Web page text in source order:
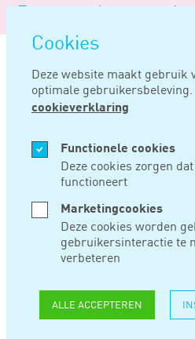
overslaan
Cookies
Deze website maakt gebruik
optimale gebruikersbeleving.
cookieverklaring
Functionele cookies
Deze cookies zorgen
functioneert
Marketingcookies
Deze cookies worden
gebruikersinteractie te
verbeteren
ALLE ACCEPTEREN
Logo
Noord
Negentig
Home Nieuws Schatting moet
JAN 31, 2019
REDELIJK
gedaan en de bewijslast
bezwaard, moet de schatting